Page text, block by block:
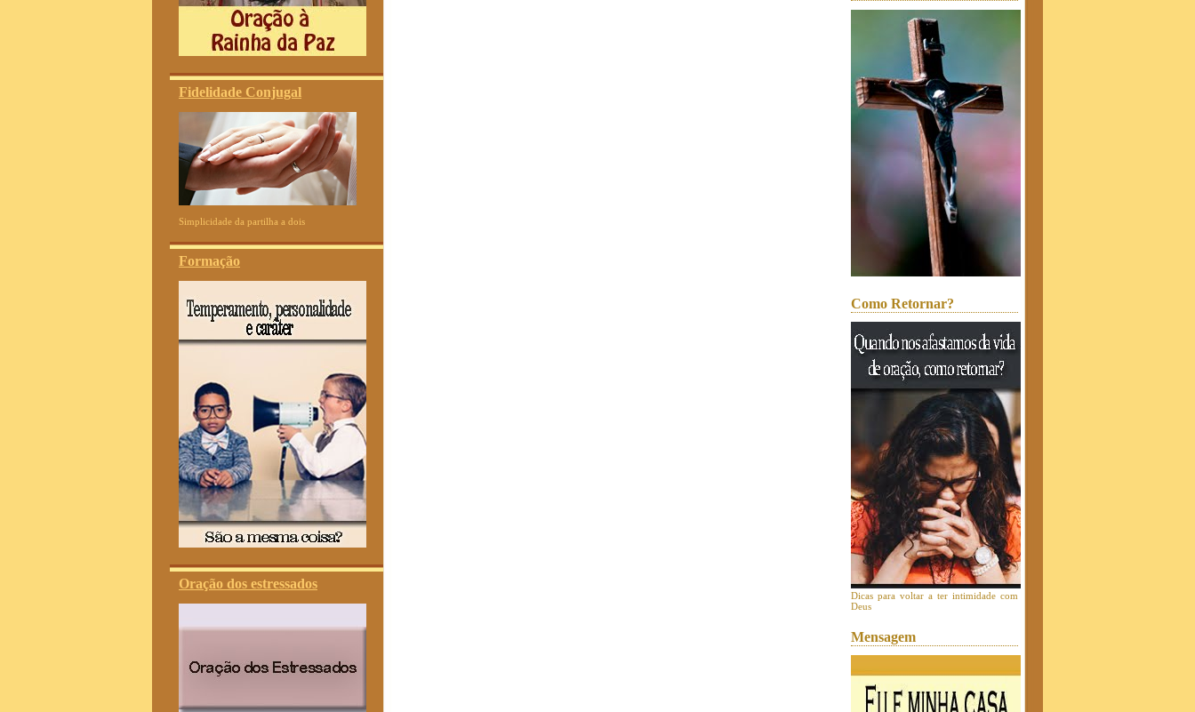
Fidelidade Conjugal
Simplicidade da partilha a dois
Formação
Oração dos estressados
Como Retornar?
Dicas para voltar a ter intimidade com
Deus
Mensagem